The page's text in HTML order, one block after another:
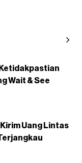
Wait & See
Uang Lintas